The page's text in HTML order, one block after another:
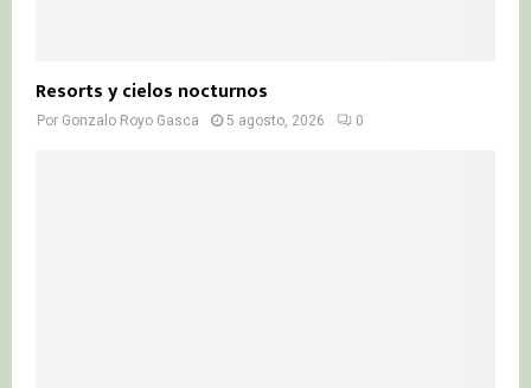
Resorts y cielos nocturnos
Por Gonzalo Royo Gasca 5 agosto, 2026 0